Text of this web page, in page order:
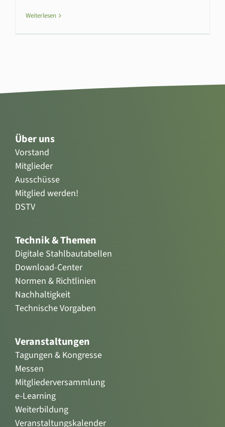
Weiterlesen
Über uns
Vorstand
Mitglieder
Ausschüsse
Mitglied werden!
DSTV
Technik & Themen
Digitale Stahlbautabellen
Download-Center
Normen & Richtlinien
Nachhaltigkeit
Technische Vorgaben
Veranstaltungen
Tagungen & Kongresse
Messen
Mitgliederversammlung
e-Learning
Weiterbildung
Veranstaltungskalender